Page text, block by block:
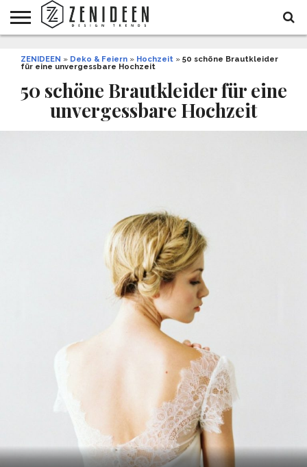
INNENDESIGN
ARCHITEKTUR
GARTEN
UND
LIFESTYLE
DEKO
&
DIY
STYLE
REZEPTE
GESUNDHEIT
WEIHNACHTEN
ZENIDEEN » Deko & Feiern » Hochzeit » 50 schöne Brautkleider
für eine unvergessbare Hochzeit
50 schöne Brautkleider für eine
unvergessbare Hochzeit